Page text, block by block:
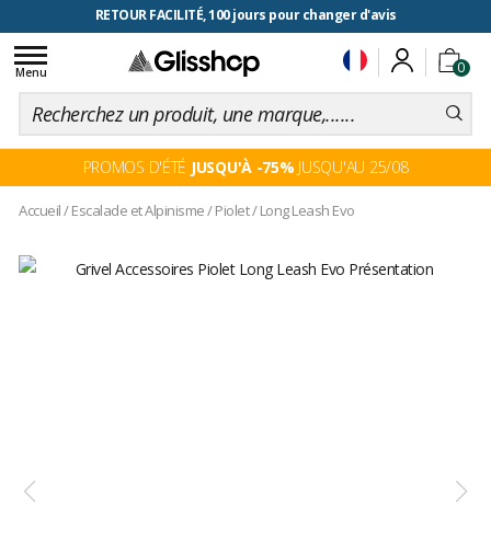
RETOUR FACILITÉ, 100 jours pour changer d'avis
0
Toggle
navigation
Menu
PROMOS D'ÉTÉ JUSQU'À -75% JUSQU'AU 25/08
Accueil/Escalade et Alpinisme/Piolet/Long Leash Evo